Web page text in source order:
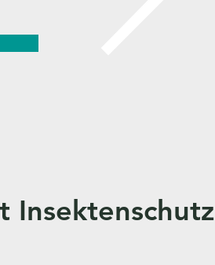
Insektenschutz